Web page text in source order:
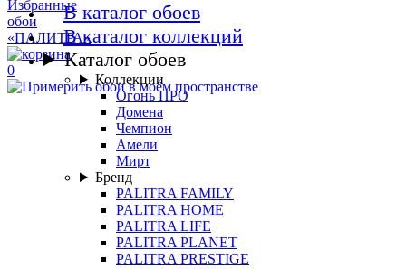
0
В каталог обоев
В каталог коллекций
Каталог обоев
Коллекции
Огонь ПРО
Домена
Чемпион
Амели
Мирт
Бренд
PALITRA FAMILY
PALITRA HOME
PALITRA LIFE
PALITRA PLANET
PALITRA PRESTIGE